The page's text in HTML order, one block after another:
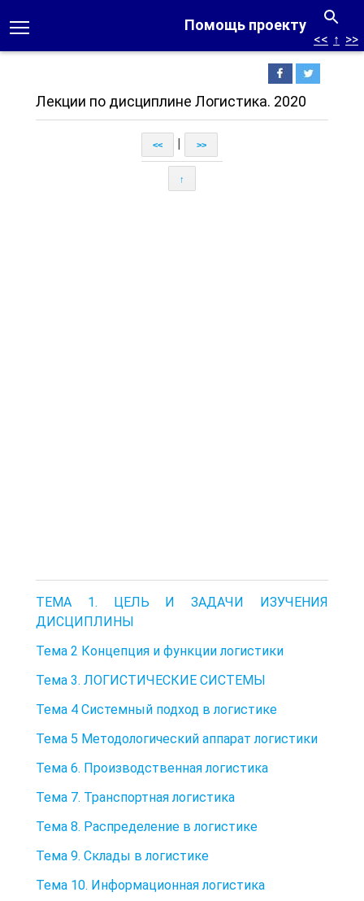
Помощь проекту
<< ↑ >>
Лекции по дисциплине Логистика. 2020
<< >>
↑
ТЕМА 1. ЦЕЛЬ И ЗАДАЧИ ИЗУЧЕНИЯ
ДИСЦИПЛИНЫ
Тема 2 Концепция и функции логистики
Тема 3. ЛОГИСТИЧЕСКИЕ СИСТЕМЫ
Тема 4 Системный подход в логистике
Тема 5 Методологический аппарат логистики
Тема 6. Производственная логистика
Тема 7. Транспортная логистика
Тема 8. Распределение в логистике
Тема 9. Склады в логистике
Тема 10. Информационная логистика